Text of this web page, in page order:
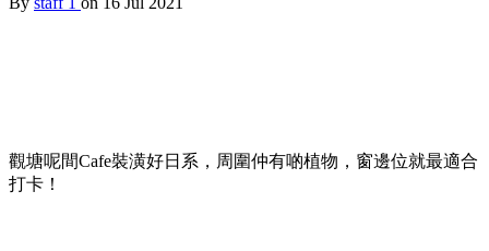
觀塘呢間Cafe裝潢好日系，周圍仲有啲植物，窗邊位就最適合
打卡！